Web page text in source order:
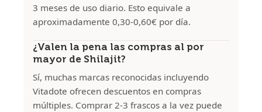
3 meses de uso diario. Esto equivale a
aproximadamente 0,30-0,60€ por día.
¿Valen la pena las compras al por
mayor de Shilajit?
Sí, muchas marcas reconocidas incluyendo
Vitadote ofrecen descuentos en compras
múltiples. Comprar 2-3 frascos a la vez puede